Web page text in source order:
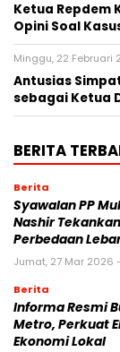
Ketua Repdem
Opini Soal
Minggu, 22 Februari
Antusias
sebagai Ketua
BERITA
Berita
Syawalan PP
Nashir
Perbedaan
Jumat, 27 Mar 2026
Berita
Informa Resmi
Metro, Perkuat
Ekonomi Lokal